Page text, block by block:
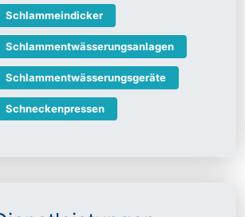
Schlammeindicker
Schlammentwässerungsanlagen
Schlammentwässerungsgeräte
Schneckenpressen